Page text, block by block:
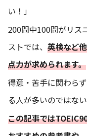
い！」
200問中100問がリス
ストでは、 英検など
点力が求められます。
得意・苦手に関わら
る人が多いのではな
この記事では